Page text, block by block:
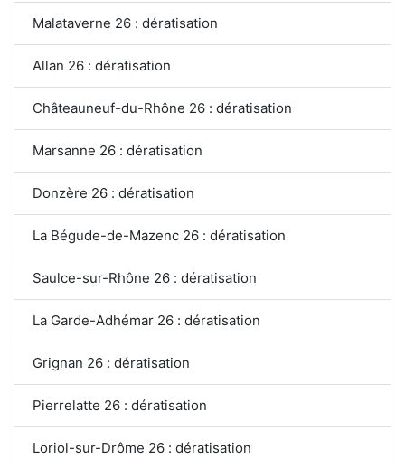
Malataverne 26 : dératisation
Allan 26 : dératisation
Châteauneuf-du-Rhône 26 : dératisation
Marsanne 26 : dératisation
Donzère 26 : dératisation
La Bégude-de-Mazenc 26 : dératisation
Saulce-sur-Rhône 26 : dératisation
La Garde-Adhémar 26 : dératisation
Grignan 26 : dératisation
Pierrelatte 26 : dératisation
Loriol-sur-Drôme 26 : dératisation